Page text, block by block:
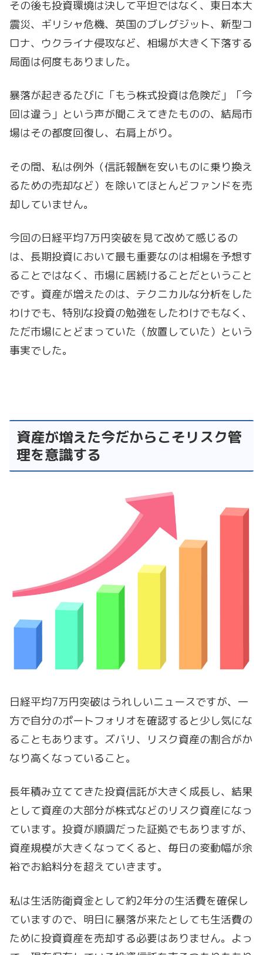
その後も投資環境は決して平坦ではなく、東日本大
震災、ギリシャ危機、英国のブレグジット、新型コ
ロナ、ウクライナ侵攻など、相場が大きく下落する
局面は何度もありました。
暴落が起きるたびに「もう株式投資は危険だ」「今
回は違う」という声が聞こえてきたものの、結局市
場はその都度回復し、右肩上がり。
その間、私は例外（信託報酬を安いものに乗り換え
るための売却など）を除いてほとんどファンドを売
却していません。
今回の日経平均7万円突破を見て改めて感じるの
は、長期投資において最も重要なのは相場を予想す
ることではなく、市場に居続けることだということ
です。資産が増えたのは、テクニカルな分析をした
わけでも、特別な投資の勉強をしたわけでもなく、
ただ市場にとどまっていた（放置していた）という
事実でした。
資産が増えた今だからこそリスク管
理を意識する
日経平均7万円突破はうれしいニュースですが、一
方で自分のポートフォリオを確認すると少し気にな
ることもあります。ズバリ、リスク資産の割合がか
なり高くなっていること。
長年積み立ててきた投資信託が大きく成長し、結果
として資産の大部分が株式などのリスク資産になっ
ています。投資が順調だった証拠でもありますが、
資産規模が大きくなってくると、毎日の変動幅が余
裕でお給料分を超えていきます。
私は生活防衛資金として約2年分の生活費を確保し
ていますので、明日に暴落が来たとしても生活費の
ために投資資産を売却する必要はありません。よっ